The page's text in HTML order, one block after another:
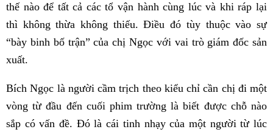
thế nào để tất cả các tổ vận hành cùng lúc và khi ráp lại
thì không thừa không thiếu. Điều đó tùy thuộc vào sự
“bày binh bố trận” của chị Ngọc với vai trò giám đốc sản
xuất.
Bích Ngọc là người cầm trịch theo kiểu chỉ cần chị đi một
vòng từ đầu đến cuối phim trường là biết được chỗ nào
sắp có vấn đề. Đó là cái tinh nhạy của một người từ lúc